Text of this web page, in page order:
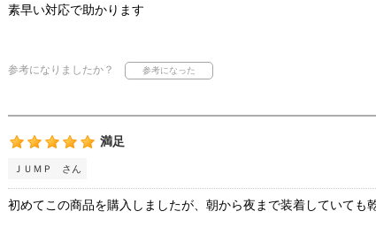
素早い対応で助かります
参考になりましたか？
満足
ＪＵＭＰ さん
初めてこの商品を購入しましたが、朝から夜まで装着していても